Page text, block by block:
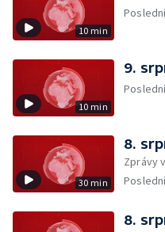
10 min
10 min
9.
30 min
8.
Zprávy
8.